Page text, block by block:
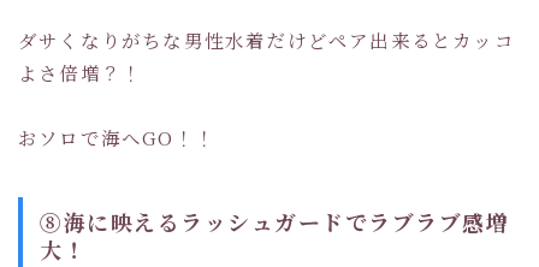
ダサくなりがちな男性水着だけどペア出来るとカッコ
よさ倍増？！
おソロで海へGO！！
⑧海に映えるラッシュガードでラブラブ感増
大！